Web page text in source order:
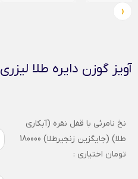
‹
آویز گوزن دایره طلا لیزری
نخ نامرئی با قفل نقره (آبکاری
طلا) (جایگزین زنجیرطلا) 180000
تومان اختیاری :